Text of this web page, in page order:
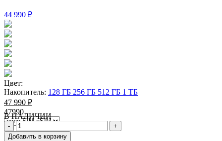
44 990 ₽
Цвет:
Накопитель: 128 ГБ 256 ГБ 512 ГБ 1 ТБ
47 990 ₽
47990
В НАЛИЧИИ
Добавить в корзину